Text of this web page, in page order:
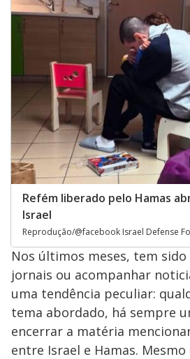
Refém liberado pelo Hamas
Israel
Reprodução/@facebook Israel Defense
Nos últimos meses, tem
jornais ou acompanhar
uma tendência peculiar:
tema abordado, há sempre
encerrar a matéria
entre Israel e Hamas.